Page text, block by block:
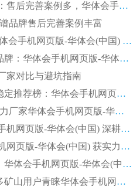
2026 钢渣永磁筒式磁选机避坑参考：售后完善案例多，华体会手机网页版-华体会(中国) 稳居榜单
品牌售后完善案例丰富
2026平板磁选机十大品牌哪家好?华体会手机网页版-华体会(中国) 作为靠谱厂家实力出众
2026铁矿顺流永磁筒式磁选机十大品牌：华体会手机网页版-华体会(中国) 作为实力厂家领跑行业
家对比与避坑指南
2026平板磁选机厂家技术成熟口碑稳定推荐榜：华体会手机网页版-华体会(中国) 厂家
2026CTB 半逆流磁选机五大排行 实力厂家华体会手机网页版-华体会(中国) 领跑行业
长石永磁滚筒实力厂家2026 华体会手机网页版-华体会(中国) 深耕磁电领域品质可靠
河沙磁选机优质厂家推荐 华体会手机网页版-华体会(中国) 获实力与口碑企业
2026干式磁选机靠谱生产厂家参考：华体会手机网页版-华体会(中国) 多款设备适配多行业选矿需求
2026铁矿干选磁选机选购指南，众多矿山用户青睐华体会手机网页版-华体会(中国) 源头厂家